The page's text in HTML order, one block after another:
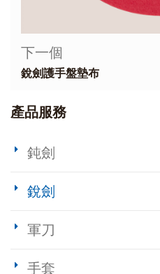
下一個
銳劍護手盤墊布
產品服務
鈍劍
銳劍
軍刀
手套